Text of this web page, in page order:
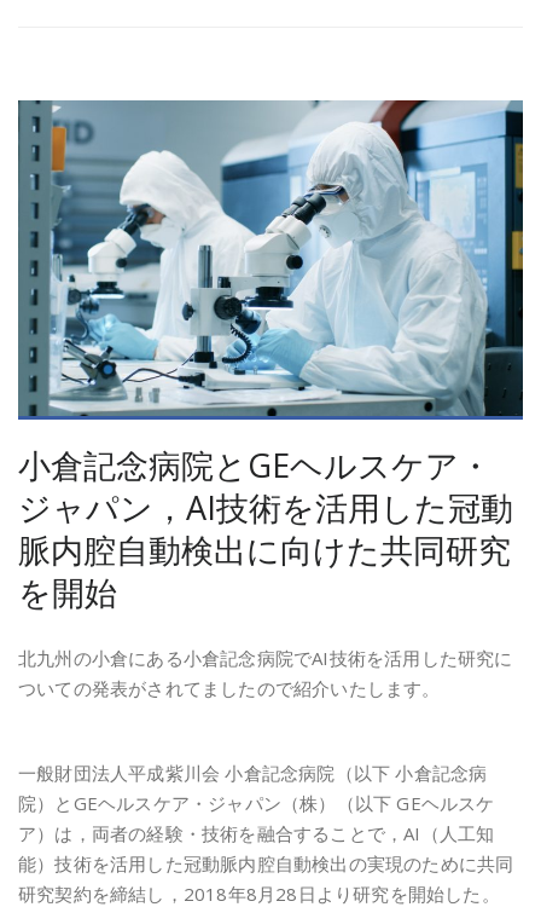
小倉記念病院とGEヘルスケア・
ジャパン，AI技術を活用した冠動
脈内腔自動検出に向けた共同研究
を開始
北九州の小倉にある小倉記念病院でAI技術を活用した研究に
ついての発表がされてましたので紹介いたします。
一般財団法人平成紫川会 小倉記念病院（以下 小倉記念病
院）とGEヘルスケア・ジャパン（株）（以下 GEヘルスケ
ア）は，両者の経験・技術を融合することで，AI（人工知
能）技術を活用した冠動脈内腔自動検出の実現のために共同
研究契約を締結し，2018年8月28日より研究を開始した。